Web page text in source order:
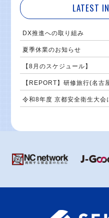
LATEST
DX推進への取り組み
夏季休業のお知らせ
【8月のスケジュール】
【REPORT】研修旅行(名古
令和8年度 京都安全衛生大会